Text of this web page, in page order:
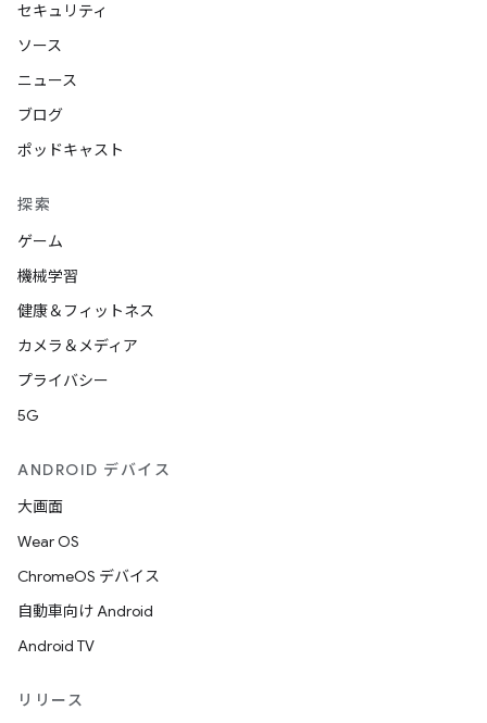
セキュリティ
ソース
ニュース
ブログ
ポッドキャスト
探索
ゲーム
機械学習
健康＆フィットネス
カメラ＆メディア
プライバシー
5G
ANDROID デバイス
大画面
Wear OS
ChromeOS デバイス
自動車向け Android
Android TV
リリース